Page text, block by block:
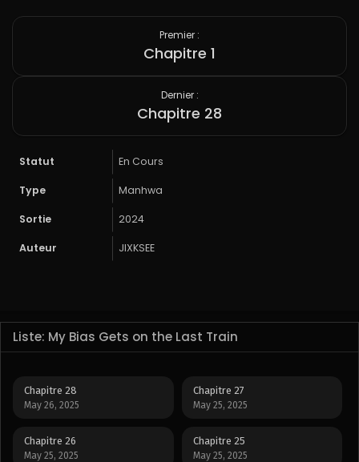
Premier :
Chapitre 1
Dernier :
Chapitre 28
Statut En Cours
Type Manhwa
Sortie 2024
Auteur JIXKSEE
Liste: My Bias Gets on the Last Train
Chapitre 28
May 26, 2025
Chapitre 27
May 25, 2025
Chapitre 26
May 25, 2025
Chapitre 25
May 25, 2025